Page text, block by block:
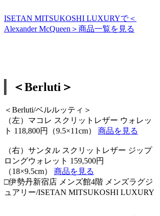
ISETAN MITSUKOSHI LUXURYで＜
Alexander McQueen＞商品一覧を見る
＜Berluti＞
＜Berluti/ベルルッティ＞
（左）マコレ スクリットレザー ウォレッ
ト 118,800円（9.5×11cm） 商品を見る
（右）サンタル スクリットレザー ジップ
ロングウォレット 159,500円
（18×9.5cm） 商品を見る
□伊勢丹新宿店 メンズ館4階 メンズラグジ
ュアリー/ISETAN MITSUKOSHI LUXURY